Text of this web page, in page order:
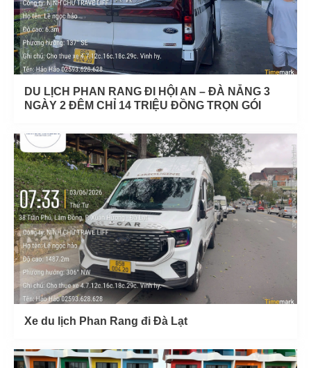
DU LỊCH PHAN RANG ĐI HỘI AN – ĐÀ NẴNG 3
NGÀY 2 ĐÊM CHỈ 14 TRIỆU ĐỒNG TRỌN GÓI
Xe du lịch Phan Rang đi Đà Lạt